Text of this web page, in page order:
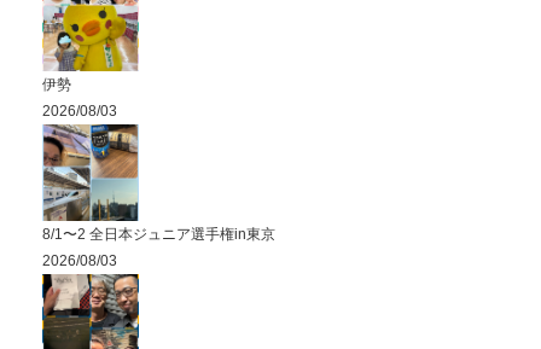
伊勢
2026/08/03
8/1〜2 全日本ジュニア選手権in東京
2026/08/03